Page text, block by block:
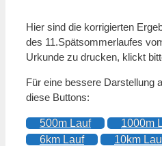
Hier sind die korrigierten
des 11.Spätsommerlaufes
Urkunde zu drucken, klickt
Für eine bessere Darstellung
diese Buttons:
500m Lauf 1000m
6km Lauf
10km